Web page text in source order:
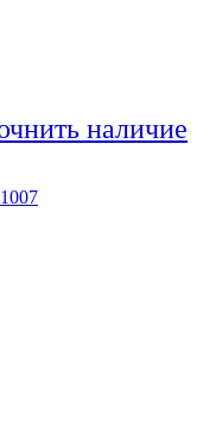
наличие